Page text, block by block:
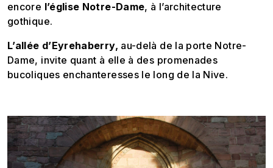
encore l’église Notre-Dame, à l’architecture
gothique.
L’allée d’Eyrehaberry, au-delà de la porte Notre-
Dame, invite quant à elle à des promenades
bucoliques enchanteresses le long de la Nive.